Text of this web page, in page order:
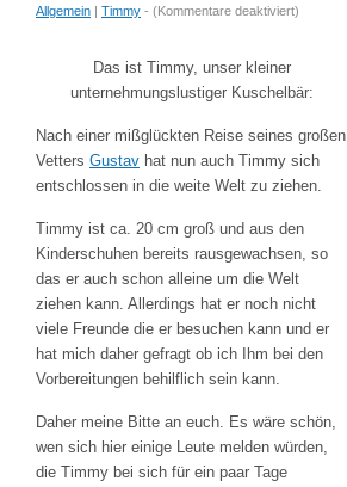
Allgemein | Timmy - (Kommentare deaktiviertfür
Bär
auf
große
Tour.
)
Das ist Timmy, unser kleiner
unternehmungslustiger Kuschelbär:
Nach einer mißglückten Reise seines großen
Vetters Gustav hat nun auch Timmy sich
entschlossen in die weite Welt zu ziehen.
Timmy ist ca. 20 cm groß und aus den
Kinderschuhen bereits rausgewachsen, so
das er auch schon alleine um die Welt
ziehen kann. Allerdings hat er noch nicht
viele Freunde die er besuchen kann und er
hat mich daher gefragt ob ich Ihm bei den
Vorbereitungen behilflich sein kann.
Daher meine Bitte an euch. Es wäre schön,
wen sich hier einige Leute melden würden,
die Timmy bei sich für ein paar Tage